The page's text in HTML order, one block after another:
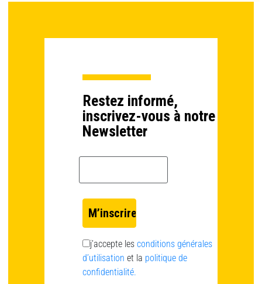
Restez informé,
inscrivez-vous à notre
Newsletter
j’accepte les conditions générales
d’utilisation et la politique de
confidentialité.